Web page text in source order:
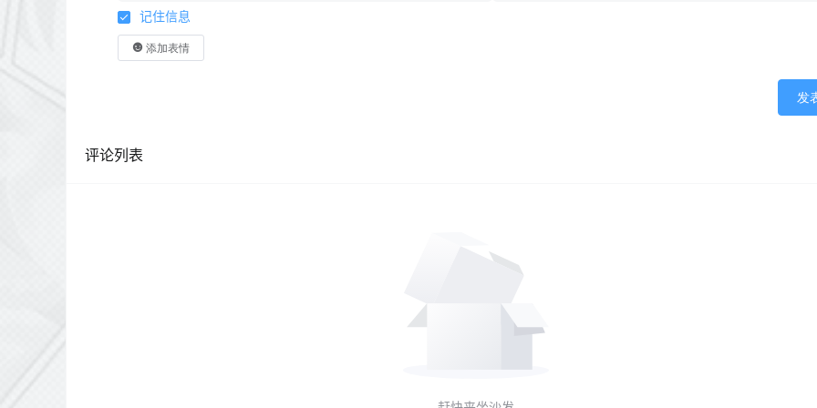
记住信息
添加表情
发
评论列表